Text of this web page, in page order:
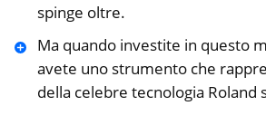
spinge oltre.
Ma quando investite in questo
avete uno strumento che
della celebre tecnologia Roland